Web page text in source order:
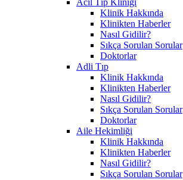
Klinik Hakkında
Klinikten Haberler
Nasıl Gidilir?
Sıkça Sorulan Sorular
Doktorlar
Adli Tıp
Klinik Hakkında
Klinikten Haberler
Nasıl Gidilir?
Sıkça Sorulan Sorular
Doktorlar
Aile Hekimliği
Klinik Hakkında
Klinikten Haberler
Nasıl Gidilir?
Sıkça Sorulan Sorular